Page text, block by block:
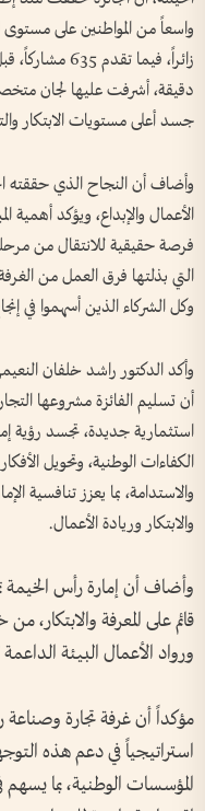
زائراً، فيما
دقيقة، أشرفت عليها لجان
جسد أعلى مستويات الابتكار
وأضاف أن النجاح الذي حققته
الأعمال والإبداع، ويؤكد أهمية
فرصة حقيقية للانتقال من
التي بذلتها فرق العمل من
وكل الشركاء الذين أسهموا في
وأكد الدكتور راشد خلفان
أن تسليم الفائزة مشروعها
استثمارية جديدة، تجسد رؤية
الكفاءات الوطنية، وتحويل
والاستدامة، بما يعزز تنافسية
والابتكار وريادة الأعمال.
وأضاف أن إمارة رأس الخيمة
قائم على المعرفة والابتكار،
ورواد الأعمال البيئة
مؤكداً أن غرفة تجارة
استراتيجياً في دعم هذه
المؤسسات الوطنية، بما يسهم